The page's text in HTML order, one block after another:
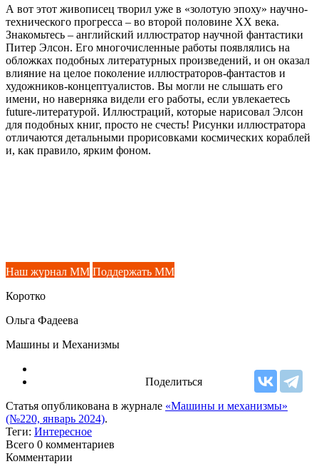
А вот этот живописец творил уже в «золотую эпоху» научно-
технического прогресса – во второй половине XX века.
Знакомьтесь – английский иллюстратор научной фантастики
Питер Элсон. Его многочисленные работы появлялись на
обложках подобных литературных произведений, и он оказал
влияние на целое поколение иллюстраторов-фантастов и
художников-концептуалистов. Вы могли не слышать его
имени, но наверняка видели его работы, если увлекаетесь
future-литературой. Иллюстраций, которые нарисовал Элсон
для подобных книг, просто не счесть! Рисунки иллюстратора
отличаются детальными прорисовками космических кораблей
и, как правило, ярким фоном.
Наш журнал ММ Поддержать ММ
Коротко
Ольга Фадеева
Машины и Механизмы
Поделиться
Статья опубликована в журнале «Машины и механизмы»
(№220, январь 2024).
Теги: Интересное
Всего 0 комментариев
Комментарии